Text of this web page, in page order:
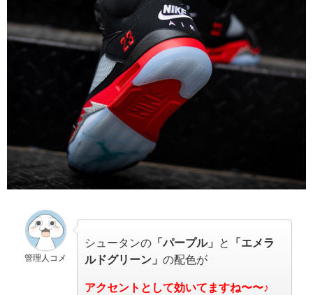
管理人コメ
シュータンの 「パープル」 と
「エメラ
ルドグリーン」 の配色が
アクセントとして効いてますね〜〜♪